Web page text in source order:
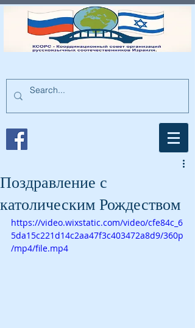
Поздравление с
католическим Рождеством
https://video.wixstatic.com/video/cfe84c_6
5da15c221d14c2aa47f3c403472a8d9/360p
/mp4/file.mp4